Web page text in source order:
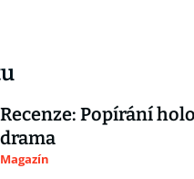
Recenze: Popírání
drama
Magazín